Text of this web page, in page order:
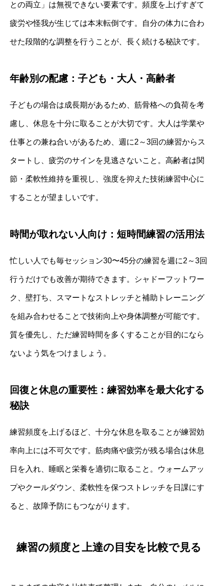
との両立」は無視できない要素です。頻度を上げすぎて
疲労や怪我が生じては本末転倒です。自分の体力に合わ
せた段階的な調整を行うことが、長く続ける秘訣です。
年齢別の配慮：子ども・大人・高齢者
子どもの場合は成長期があるため、筋骨格への負荷を考
慮し、休息を十分に取ることが大切です。大人は学業や
仕事との兼ね合いがあるため、週に2～3回の練習からス
タートし、疲労のサインを見逃さないこと。高齢者は関
節・柔軟性維持を重視し、強度を抑えた技術練習中心に
することが望ましいです。
時間が取れない人向け：短時間練習の活用法
忙しい人でも毎セッション30〜45分の練習を週に2～3回
行うだけでも改善が期待できます。シャドーフットワー
ク、壁打ち、スマートなストレッチと補助トレーニング
を組み合わせることで技術向上や身体調整が可能です。
質を優先し、ただ練習時間を多くすることが目的になら
ないよう気をつけましょう。
回復と休息の重要性：練習効率を最大化する
秘訣
練習頻度を上げるほど、十分な休息を取ることが練習効
率向上には不可欠です。筋肉痛や疲労が残る場合は休息
日を入れ、睡眠と栄養を適切に取ること。ウォームアッ
プやクールダウン、柔軟性を保つストレッチを日課にす
ると、故障予防にもつながります。
練習の頻度と上達の目安を比較で見る